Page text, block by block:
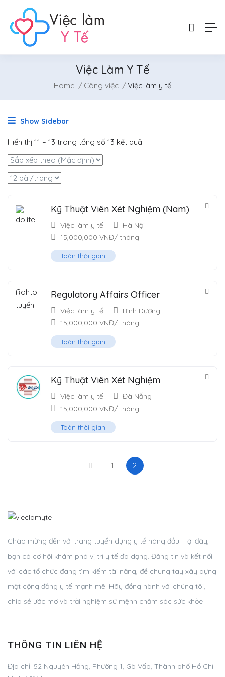
Việc Làm Y Tế
Home Công việc Việc làm y tế
Show Sidebar
Hiển thị 11 – 13 trong tổng số 13 kết quả
Kỹ Thuật Viên Xét Nghiệm (Nam)
Việc làm y tế
Hà Nội
15,000,000 VNĐ/ tháng
Toàn thời gian
Regulatory Affairs Officer
Việc làm y tế
Bình Dương
15,000,000 VNĐ/ tháng
Toàn thời gian
Kỹ Thuật Viên Xét Nghiệm
Việc làm y tế
Đà Nẵng
15,000,000 VNĐ/ tháng
Toàn thời gian
1 2
Chào mừng đến với trang tuyển dụng y tế hàng đầu! Tại đây,
bạn có cơ hội khám phá vị trí y tế đa dạng. Đăng tin và kết nối
với các tổ chức đang tìm kiếm tài năng, để chung tay xây dựng
một cộng đồng y tế mạnh mẽ. Hãy đồng hành với chúng tôi,
chia sẻ ước mơ và trải nghiệm sứ mệnh chăm sóc sức khỏe
THÔNG TIN LIÊN HỆ
Địa chỉ: 52 Nguyên Hồng, Phường 1, Gò Vấp, Thành phố Hồ Chí